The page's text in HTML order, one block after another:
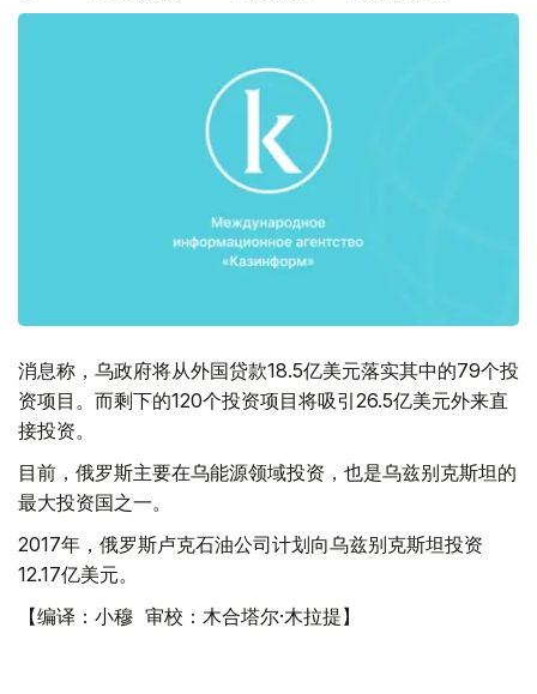
消息称，乌政府将从外国贷款18.5亿美元落实其中的79个投
资项目。而剩下的120个投资项目将吸引26.5亿美元外来直
接投资。
目前，俄罗斯主要在乌能源领域投资，也是乌兹别克斯坦的
最大投资国之一。
2017年，俄罗斯卢克石油公司计划向乌兹别克斯坦投资
12.17亿美元。
【编译：小穆 审校：木合塔尔·木拉提】